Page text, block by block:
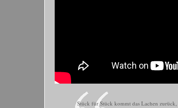
Stück für Stück kommt das Lachen zurück,